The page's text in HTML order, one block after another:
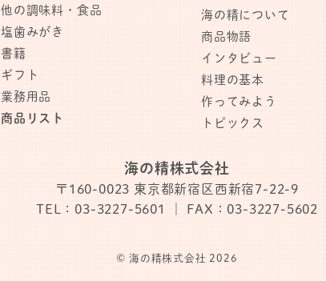
他の調味料・食品
塩歯みがき
書籍
ギフト
業務用品
商品リスト
海の精について
商品物語
インタビュー
料理の基本
作ってみよう
トピックス
海の精株式会社
〒160-0023 東京都新宿区西新宿7-22-9
TEL：03-3227-5601
｜ FAX：03-3227-5602
© 海の精株式会社 2026